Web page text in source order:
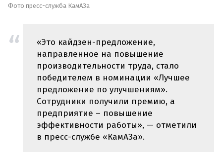
Фото пресс-служба КамАЗа
«Это кайдзен-предложение,
направленное на повышение
производительности труда, стало
победителем в номинации «Лучшее
предложение по улучшениям».
Сотрудники получили премию, а
предприятие – повышение
эффективности работы», — отметили
в пресс-службе «КамАЗа».